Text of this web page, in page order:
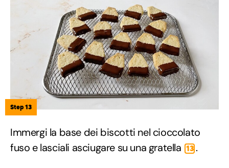
Step 13
Immergi la base dei biscotti nel cioccolato
fuso e lasciali asciugare su una gratella 13 .